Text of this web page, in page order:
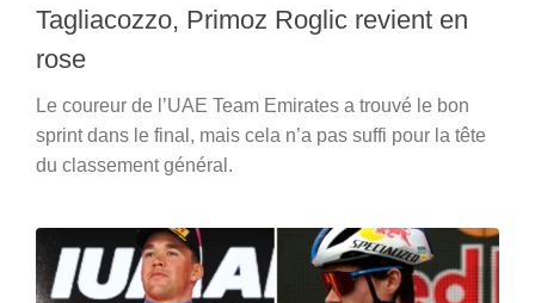
Tagliacozzo, Primoz Roglic revient en
rose
Le coureur de l’UAE Team Emirates a trouvé le bon
sprint dans le final, mais cela n’a pas suffi pour la tête
du classement général.